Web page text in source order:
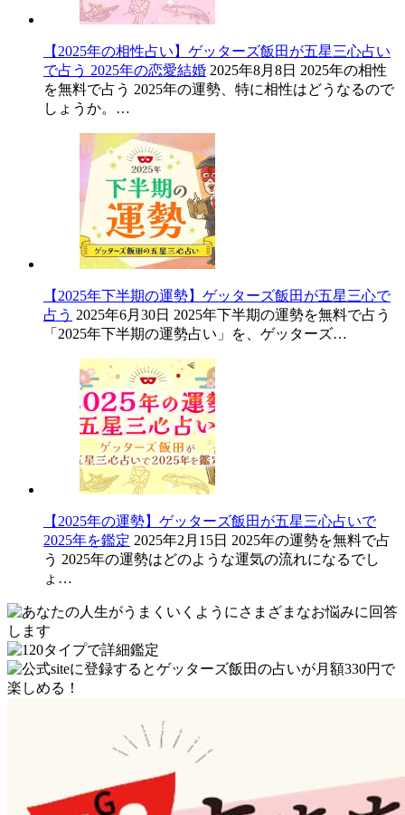
【2025年の相性占い】ゲッターズ飯田が五星三心占い
で占う 2025年の恋愛結婚 2025年8月8日 2025年の相性
を無料で占う 2025年の運勢、特に相性はどうなるので
しょうか。…
【2025年下半期の運勢】ゲッターズ飯田が五星三心で
占う 2025年6月30日 2025年下半期の運勢を無料で占う
「2025年下半期の運勢占い」を、ゲッターズ…
【2025年の運勢】ゲッターズ飯田が五星三心占いで
2025年を鑑定 2025年2月15日 2025年の運勢を無料で占
う 2025年の運勢はどのような運気の流れになるでし
ょ…